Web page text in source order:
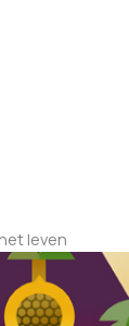
leven